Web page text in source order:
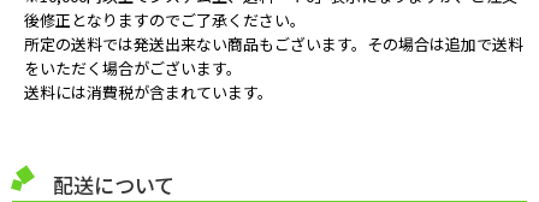
後修正となりますのでご了承ください。
所定の送料では発送出来ない商品もございます。その場合は追加で送料
をいただく場合がございます。
送料には消費税が含まれています。
配送について